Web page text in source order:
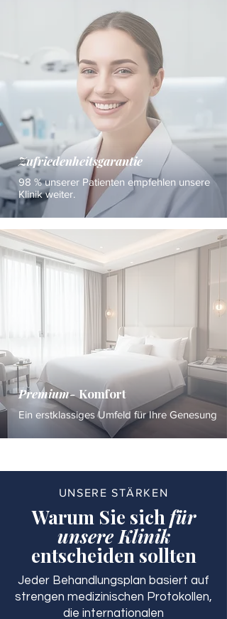
Zufriedenheitsgarantie
98 % unserer Patienten empfehlen unsere
Klinik weiter.
Premium-Komfort
Ein erstklassiges Umfeld für Ihre Genesung
UNSERE STÄRKEN
Warum Sie sichfür
unsere Klinik
entscheiden sollten
Jeder Behandlungsplan basiert auf
strengen medizinischen Protokollen,
die internationalen